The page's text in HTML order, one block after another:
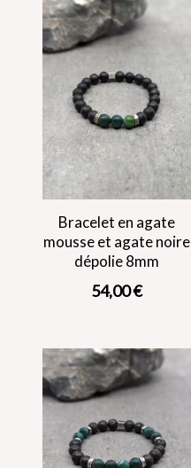
Bracelet en agate
mousse et agate noire
dépolie 8mm
54,00€